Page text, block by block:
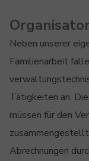
Neben unserer
Familienarbeit
Tätigkeiten an.
müssen für den
Abrechnungen